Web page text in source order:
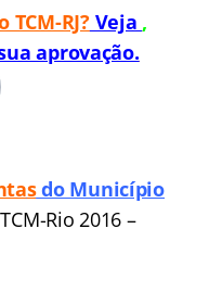
RJ?Veja ,
aprovação.
sdo Município
Rio 2016 –